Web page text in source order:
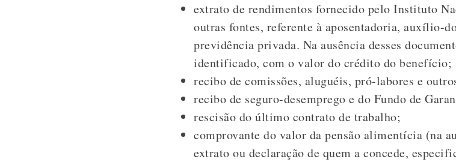
extrato de rendimentos fornecido pelo Instituto
outras fontes, referente à aposentadoria, auxílio-
previdência privada. Na ausência desses
identificado, com o valor do crédito do benefício;
recibo de comissões, aluguéis, pró-labores e
recibo de seguro-desemprego e do Fundo de
rescisão do último contrato de trabalho;
comprovante do valor da pensão alimentícia (na
extrato ou declaração de quem a concede,